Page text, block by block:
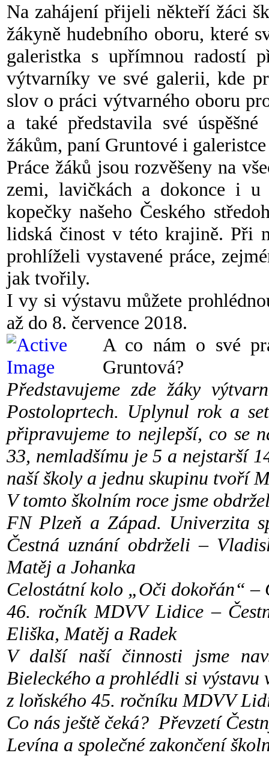
Na zahájení přijeli někteří žáci
žákyně hudebního oboru, které
galeristka s upřímnou radostí
výtvarníky ve své galerii, kde
slov o práci výtvarného oboru
a také představila své
žákům, paní Gruntové i
Práce žáků jsou rozvěšeny na
zemi, lavičkách a dokonce i u
kopečky našeho Českého
lidská činost v této krajině. Při
prohlíželi vystavené práce,
jak tvořily.
I vy si výstavu můžete
až do 8. července 2018.
A co nám o své
Gruntová?
Představujeme zde žáky
Postoloprtech. Uplynul rok a
připravujeme to nejlepší, co se
33, nemladšímu je 5 a nejstarší
naší školy a jednu skupinu tvoří
V tomto školním roce jsme
FN Plzeň a Západ. Univerzita
Čestná uznání obdrželi –
Matěj a Johanka
Celostátní kolo „Oči dokořán“ –
46. ročník MDVV Lidice –
Eliška, Matěj a Radek
V další naší činnosti jsme
Bieleckého a prohlédli si výstavu
z loňského 45. ročníku MDVV
Co nás ještě čeká? Převzetí
Levína a společné zakončení